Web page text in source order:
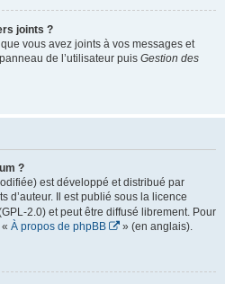
joints ?
vous avez joints à vos messages et
de l’utilisateur puis Gestion des
?
est développé et distribué par
d’auteur. Il est publié sous la licence
2.0) et peut être diffusé librement. Pour
À propos de phpBB » (en anglais).